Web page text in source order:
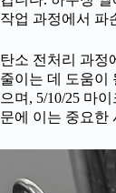
작업 과정에서 파
탄소 전처리 과정
줄이는 데 도움이
으며, 5/10/25 마
문에 이는 중요한